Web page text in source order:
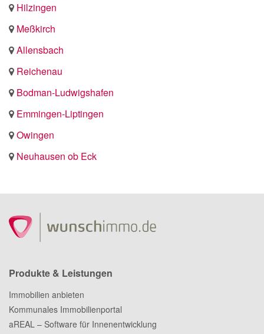
Hilzingen
Meßkirch
Allensbach
Reichenau
Bodman-Ludwigshafen
Emmingen-Liptingen
Owingen
Neuhausen ob Eck
Produkte & Leistungen
Immobilien anbieten
Kommunales Immobilienportal
aREAL – Software für Innenentwicklung